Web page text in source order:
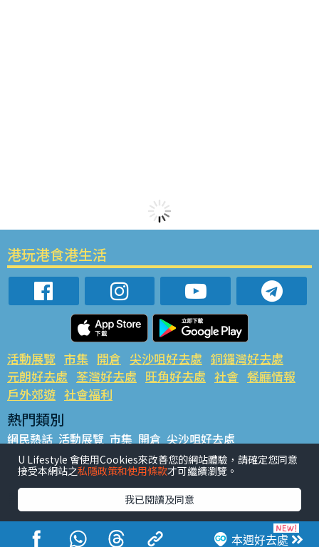
本週好去處
港玩港食港生活
活動展覽 市集 開倉 尖沙咀好去處 銅鑼灣好去處
元朗好去處 荃灣好去處 旺角好去處 社會 餐廳情報
戶外郊遊 社會福利
熱門類別
網民熱話 活動展覽 市集 開倉 尖沙咀好去處
銅鑼灣好去處 元朗好去處 荃灣好去處 旺角好去處 社會
餐廳情報 戶外郊遊
熱門標籤
#UGO搵好去處 #人氣活動推介 #美食社群熱話
#親子玩樂好去處
#ULifestyle應用程式
#限時搶
U Lifestyle 會使用Cookies來改善您的網站體驗，請確定您同意
接受本網站之私隱政策和使用條款才可繼續瀏覽。
我已閱讀及同意